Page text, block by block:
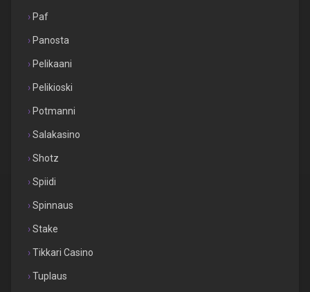
Paf
Panosta
Pelikaani
Pelikioski
Potmanni
Salakasino
Shotz
Spiidi
Spinnaus
Stake
Tikkari Casino
Tuplaus